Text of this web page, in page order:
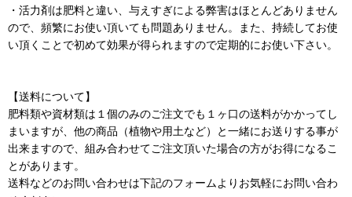
・活力剤は肥料と違い、与えすぎによる弊害はほとんどありません
ので、頻繁にお使い頂いても問題ありません。また、持続してお使
い頂くことで初めて効果が得られますので定期的にお使い下さい。
【送料について】
肥料類や資材類は１個のみのご注文でも１ヶ口の送料がかかってし
まいますが、他の商品（植物や用土など）と一緒にお送りする事が
出来ますので、組み合わせてご注文頂いた場合の方がお得になるこ
とがあります。
送料などのお問い合わせは下記のフォームよりお気軽にお問い合わ